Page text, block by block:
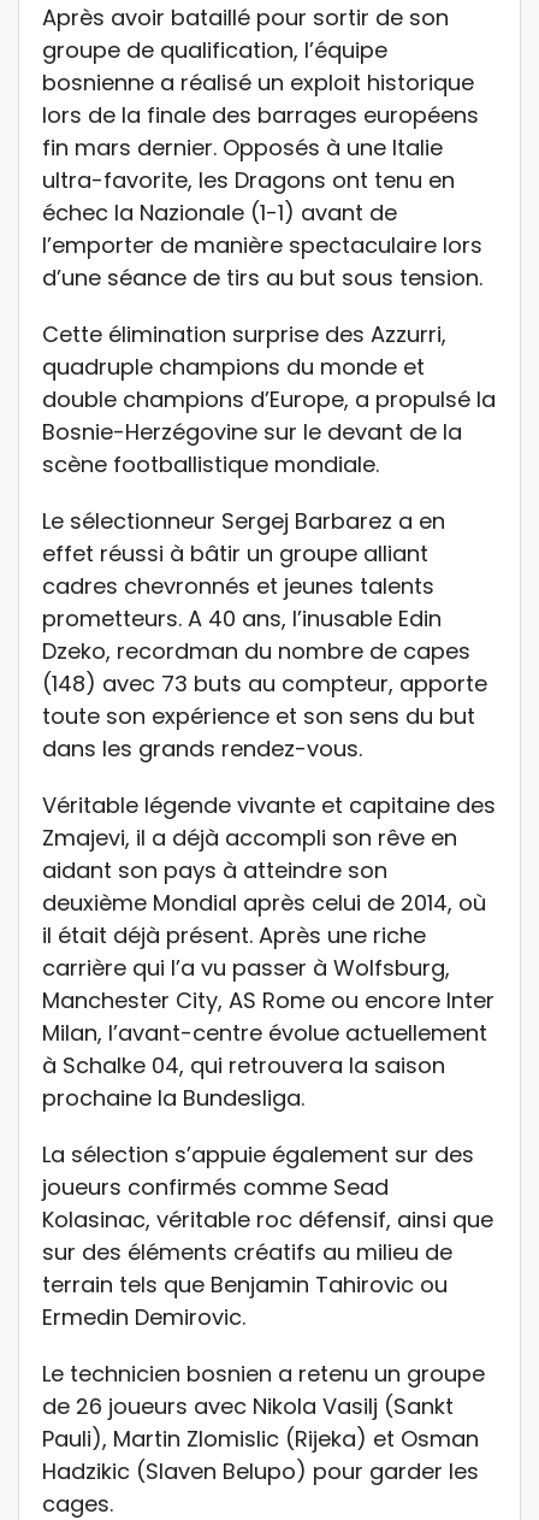
Après avoir bataillé pour sortir de son
groupe de qualification, l’équipe
bosnienne a réalisé un exploit historique
lors de la finale des barrages européens
fin mars dernier. Opposés à une Italie
ultra-favorite, les Dragons ont tenu en
échec la Nazionale (1-1) avant de
l’emporter de manière spectaculaire lors
d’une séance de tirs au but sous tension.
Cette élimination surprise des Azzurri,
quadruple champions du monde et
double champions d’Europe, a propulsé la
Bosnie-Herzégovine sur le devant de la
scène footballistique mondiale.
Le sélectionneur Sergej Barbarez a en
effet réussi à bâtir un groupe alliant
cadres chevronnés et jeunes talents
prometteurs. A 40 ans, l’inusable Edin
Dzeko, recordman du nombre de capes
(148) avec 73 buts au compteur, apporte
toute son expérience et son sens du but
dans les grands rendez-vous.
Véritable légende vivante et capitaine des
Zmajevi, il a déjà accompli son rêve en
aidant son pays à atteindre son
deuxième Mondial après celui de 2014, où
il était déjà présent. Après une riche
carrière qui l’a vu passer à Wolfsburg,
Manchester City, AS Rome ou encore Inter
Milan, l’avant-centre évolue actuellement
à Schalke 04, qui retrouvera la saison
prochaine la Bundesliga.
La sélection s’appuie également sur des
joueurs confirmés comme Sead
Kolasinac, véritable roc défensif, ainsi que
sur des éléments créatifs au milieu de
terrain tels que Benjamin Tahirovic ou
Ermedin Demirovic.
Le technicien bosnien a retenu un groupe
de 26 joueurs avec Nikola Vasilj (Sankt
Pauli), Martin Zlomislic (Rijeka) et Osman
Hadzikic (Slaven Belupo) pour garder les
cages.